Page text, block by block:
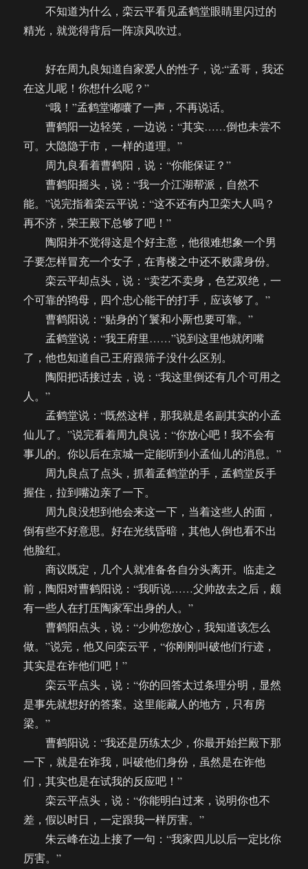
不知道为什么，栾云平看见孟鹤堂眼睛里闪过的
精光，就觉得背后一阵凉风吹过。
好在周九良知道自家爱人的性子，说:“孟哥，我还
在这儿呢！你想什么呢？”
“哦！”孟鹤堂嘟囔了一声，不再说话。
曹鹤阳一边轻笑，一边说：“其实……倒也未尝不
可。大隐隐于市，一样的道理。”
周九良看着曹鹤阳，说：“你能保证？”
曹鹤阳摇头，说：“我一介江湖帮派，自然不
能。”说完指着栾云平说：“这不还有内卫栾大人吗？
再不济，荣王殿下总够了吧！”
陶阳并不觉得这是个好主意，他很难想象一个男
子要怎样冒充一个女子，在青楼之中还不败露身份。
栾云平却点头，说：“卖艺不卖身，色艺双绝，一
个可靠的鸨母，四个忠心能干的打手，应该够了。”
曹鹤阳说：“贴身的丫鬟和小厮也要可靠。”
孟鹤堂说：“我王府里……”说到这里他就闭嘴
了，他也知道自己王府跟筛子没什么区别。
陶阳把话接过去，说：“我这里倒还有几个可用之
人。”
孟鹤堂说：“既然这样，那我就是名副其实的小孟
仙儿了。”说完看着周九良说：“你放心吧！我不会有
事儿的。你以后在京城一定能听到小孟仙儿的消息。”
周九良点了点头，抓着孟鹤堂的手，孟鹤堂反手
握住，拉到嘴边亲了一下。
周九良没想到他会来这一下，当着这些人的面，
倒有些不好意思。好在光线昏暗，其他人倒也看不出
他脸红。
商议既定，几个人就准备各自分头离开。临走之
前，陶阳对曹鹤阳说：“我听说……父帅故去之后，颇
有一些人在打压陶家军出身的人。”
曹鹤阳点头，说：“少帅您放心，我知道该怎么
做。”说完，他又问栾云平，“你刚刚叫破他们行迹，
其实是在诈他们吧！”
栾云平点头，说：“你的回答太过条理分明，显然
是事先就想好的答案。这里能藏人的地方，只有房
梁。”
曹鹤阳说：“我还是历练太少，你最开始拦殿下那
一下，就是在诈我，叫破他们身份，虽然是在诈他
们，其实也是在试我的反应吧！”
栾云平点头，说：“你能明白过来，说明你也不
差，假以时日，一定跟我一样厉害。”
朱云峰在边上接了一句：“我家四儿以后一定比你
厉害。”